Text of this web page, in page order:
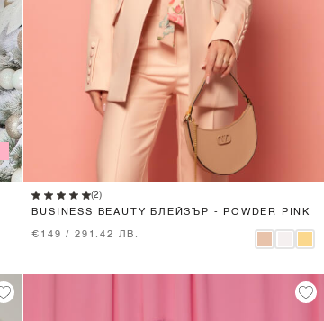
M
(2)
BUSINESS BEAUTY БЛЕЙЗЪР - POWDER PINK
€149 / 291.42 ЛВ.